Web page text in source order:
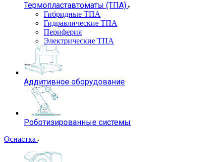
Термопластавтоматы (ТПА)
Гибридные ТПА
Гидравлические ТПА
Периферия
Электрические ТПА
Аддитивное оборудование
Роботизированные системы
Оснастка